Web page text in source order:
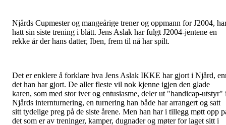
Njårds Cupmester og mangeårige trener og oppmann for J2004,
hatt sin siste trening i blått. Jens Aslak har fulgt J2004-jentene en
rekke år der hans datter, Iben, frem til nå har spilt.
Det er enklere å forklare hva Jens Aslak IKKE har gjort i Njård,
det han har gjort. De aller fleste vil nok kjenne igjen den glade
karen, som med stor iver og entusiasme, deler ut "handicap-utstyr"
Njårds internturnering, en turnering han både har arrangert og satt
sitt tydelige preg på de siste årene. Men han har i tillegg møtt opp
det som er av treninger, kamper, dugnader og møter for laget sitt i